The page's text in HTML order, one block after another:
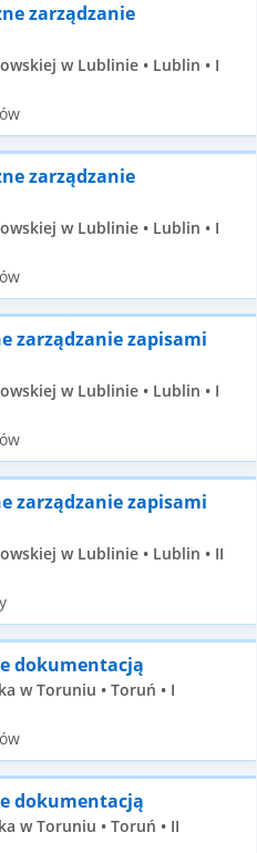
zarządzanie
w Lublinie • Lublin • I
zarządzanie
w Lublinie • Lublin • I
zarządzanie zapisami
w Lublinie • Lublin • I
zarządzanie zapisami
w Lublinie • Lublin • II
dokumentacją
w Toruniu • Toruń • I
dokumentacją
w Toruniu • Toruń • II